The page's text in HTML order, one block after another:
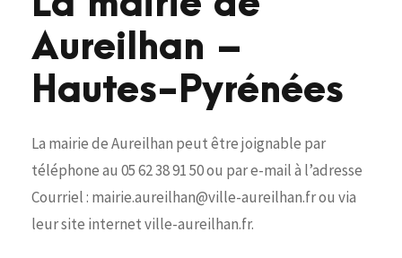
Aureilhan –
Hautes-Pyrénées
La mairie de Aureilhan peut être joignable par
téléphone au 05 62 38 91 50 ou par e-mail à l’adresse
Courriel : mairie.aureilhan@ville-aureilhan.fr ou via
leur site internet ville-aureilhan.fr.